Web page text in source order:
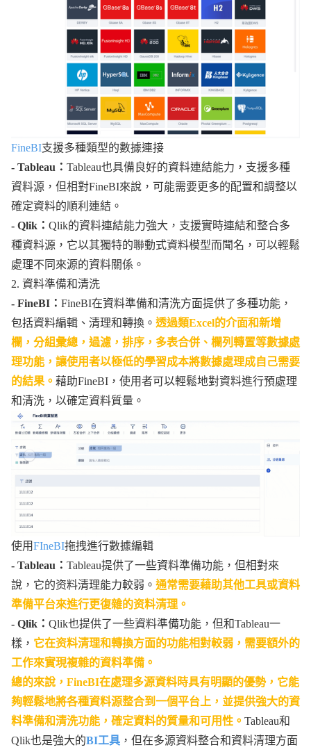
FineBI支援多種類型的數據連接
- Tableau： Tableau也具備良好的資料連結能力，支援多種
資料源，但相對FineBI來說，可能需要更多的配置和調整以
確定資料的順利連結。
- Qlik： Qlik的資料連結能力強大，支援實時連結和整合多
種資料源，它以其獨特的聯動式資料模型而聞名，可以輕鬆
處理不同來源的資料關係。
2. 資料準備和清洗
- FineBI： FineBI在資料準備和清洗方面提供了多種功能，
包括資料編輯、清理和轉換。 透過類Excel的介面和新增
欄，分組彙總，過濾，排序，多表合併、欄列轉置等數據處
理功能，讓使用者以極低的學習成本將數據處理成自己需要
的結果。 藉助FineBI，使用者可以輕鬆地對資料進行預處理
和清洗，以確定資料質量。
使用FIneBI拖拽進行數據編輯
- Tableau： Tableau提供了一些資料準備功能，但相對來
說，它的资料清理能力較弱。 通常需要藉助其他工具或資料
準備平台來進行更復雜的资料清理。
- Qlik： Qlik也提供了一些資料準備功能，但和Tableau一
樣， 它在资料清理和轉換方面的功能相對較弱，需要額外的
工作來實現複雜的資料準備。
總的來說，FineBI在處理多源資料時具有明顯的優勢，它能
夠輕鬆地將各種資料源整合到一個平台上，並提供強大的資
料準備和清洗功能，確定資料的質量和可用性。 Tableau和
Qlik也是強大的BI工具 ，但在多源資料整合和資料清理方面